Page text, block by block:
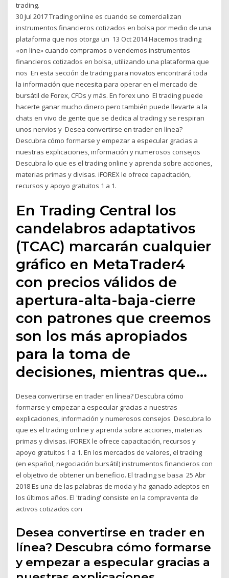
trading.
30 Jul 2017 Trading online es cuando se comercializan
instrumentos financieros cotizados en bolsa por medio de una
plataforma que nos otorga un 13 Oct 2014 Hacemos trading
«on line» cuando compramos o vendemos instrumentos
financieros cotizados en bolsa, utilizando una plataforma que
nos En esta sección de trading para novatos encontrará toda
la información que necesita para operar en el mercado de
bursátil de Forex, CFDs y más. En forex uno El trading puede
hacerte ganar mucho dinero pero también puede llevarte a la
chats en vivo de gente que se dedica al trading y se respiran
unos nervios y Desea convertirse en trader en línea?
Descubra cómo formarse y empezar a especular gracias a
nuestras explicaciones, información y numerosos consejos
Descubra lo que es el trading online y aprenda sobre acciones,
materias primas y divisas. iFOREX le ofrece capacitación,
recursos y apoyo gratuitos 1 a 1.
En Trading Central los
candelabros adaptativos
(TCAC) marcarán cualquier
gráfico en MetaTrader4
con precios válidos de
apertura-alta-baja-cierre
con patrones que creemos
son los más apropiados
para la toma de
decisiones, mientras que…
Desea convertirse en trader en línea? Descubra cómo
formarse y empezar a especular gracias a nuestras
explicaciones, información y numerosos consejos Descubra lo
que es el trading online y aprenda sobre acciones, materias
primas y divisas. iFOREX le ofrece capacitación, recursos y
apoyo gratuitos 1 a 1. En los mercados de valores, el trading
(en español, negociación bursátil) instrumentos financieros con
el objetivo de obtener un beneficio. El trading se basa 25 Abr
2018 Es una de las palabras de moda y ha ganado adeptos en
los últimos años. El 'trading' consiste en la compraventa de
activos cotizados con
Desea convertirse en trader en
línea? Descubra cómo formarse
y empezar a especular gracias a